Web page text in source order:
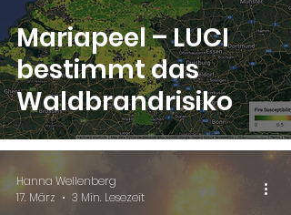
Mariapeel – LUCI
bestimmt das
Waldbrandrisiko
Hanna Wellenberg
17. März
3 Min. Lesezeit